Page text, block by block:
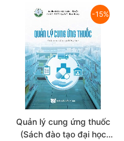
-15%
Quản lý cung ứng thuốc
(Sách đào tạo đại học